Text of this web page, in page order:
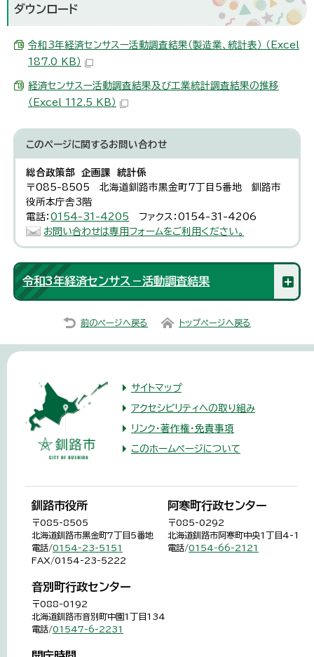
ダウンロード
令和3年経済センサスー活動調査結果（製造業、統計表） （Excel
187.0 KB）
経済センサスー活動調査結果及び工業統計調査結果の推移
（Excel 112.5 KB）
このページに関するお問い合わせ
総合政策部 企画課 統計係
〒085-8505 北海道釧路市黒金町7丁目5番地 釧路市
役所本庁舎3階
電話：0154-31-4205
ファクス：0154-31-4206
お問い合わせは専用フォームをご利用ください。
令和3年経済センサス－活動調査結果
前のページへ戻る トップページへ戻る
サイトマップ
アクセシビリティへの取り組み
リンク・著作権・免責事項
このホームページについて
釧路市役所
〒085-8505
北海道釧路市黒金町7丁目5番地
電話/0154-23-5151
FAX/0154-23-5222
阿寒町行政センター
〒085-0292
北海道釧路市阿寒町中央1丁目4-1
電話/0154-66-2121
音別町行政センター
〒088-0192
北海道釧路市音別町中園1丁目134
電話/01547-6-2231